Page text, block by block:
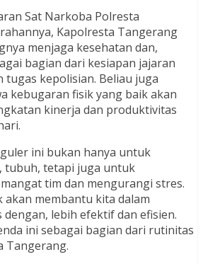
Sat Narkoba Polresta
Kapolresta Tangerang
menjaga kesehatan dan,
bagian dari kesiapan jajaran
tugas kepolisian. Beliau juga
kebugaran fisik yang baik akan
kinerja dan produktivitas
ini bukan hanya untuk
tubuh, tetapi juga untuk
tim dan mengurangi stres.
akan membantu kita dalam
lebih efektif dan efisien.
ini sebagai bagian dari rutinitas
Tangerang.